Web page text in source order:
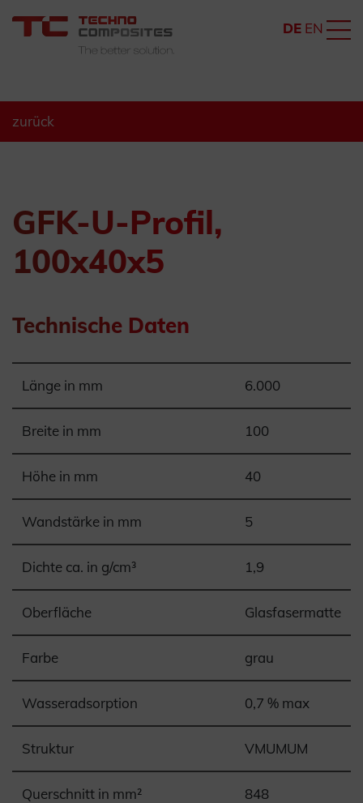
DE EN
zurück
GFK-U-Profil,
100x40x5
Technische Daten
Länge in mm 6.000
Breite in mm 100
Höhe in mm 40
Wandstärke in mm 5
Dichte ca. in g/cm³ 1,9
Oberfläche Glasfasermatte
Farbe grau
Wasseradsorption 0,7 % max
Struktur VMUMUM
Querschnitt in mm² 848